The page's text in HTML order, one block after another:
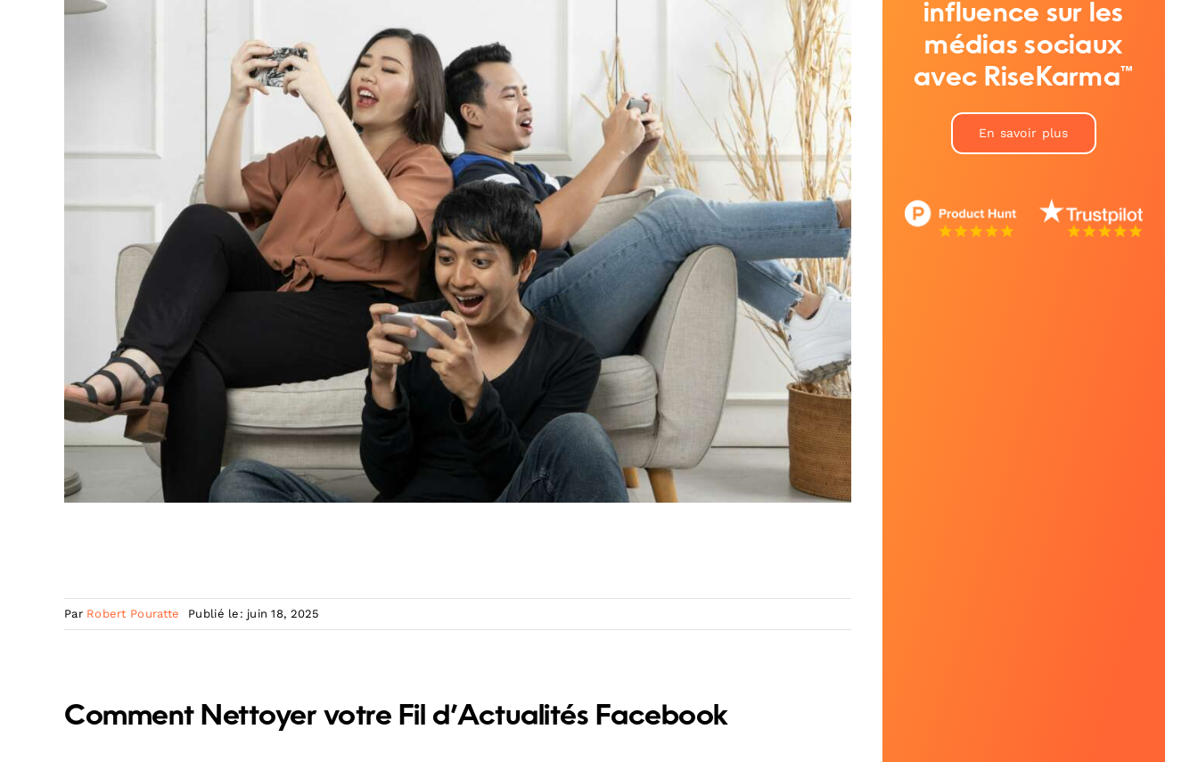
Par Robert Pouratte Publié le: juin 18, 2025
Comment Nettoyer votre Fil d’Actualités Facebook
influence sur les
médias sociaux
avec RiseKarma™
En savoir plus